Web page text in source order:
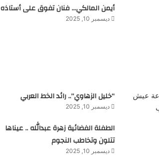
أيمن المالكي… فنان تفوق على أستاذه
ديسمبر 10, 2025
“خليل الزهاوي”.. رائد الخط العربي
ديسمبر 10, 2025
الطفلة الفضائية زهرة عبدالله .. عيناها
تتلون وتخاطب النجوم
ديسمبر 10, 2025